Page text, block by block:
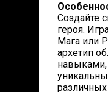
Создайте
героя.
Мага или
архетип
навыками,